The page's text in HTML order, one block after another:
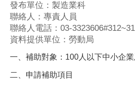
發布單位：製造業科
聯絡人：專責人員
聯絡人電話：03-
資料提供單位：勞動局
一、補助對象：100人以下中小企
二、申請補助項目